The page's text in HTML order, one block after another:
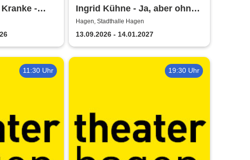
-
Ingrid Kühne - Ja, aber ohne
mich!
Hagen, Stadthalle Hagen
13.09.2026 - 14.01.2027
11:30 Uhr 19:30 Uhr